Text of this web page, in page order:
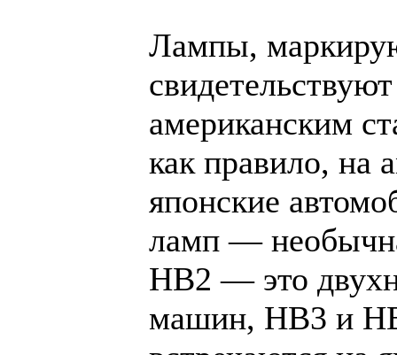
Лампы,
американским
как правило, на
японские
ламп —
HB2 — это
машин, HB3 и